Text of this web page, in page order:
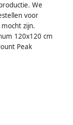
We
voor
zijn.
120x120 cm
Peak